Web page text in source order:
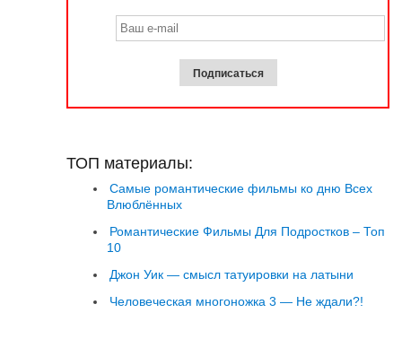
ТОП материалы:
Самые романтические фильмы ко дню Всех
Влюблённых
Романтические Фильмы Для Подростков – Топ
10
Джон Уик — смысл татуировки на латыни
Человеческая многоножка 3 — Не ждали?!